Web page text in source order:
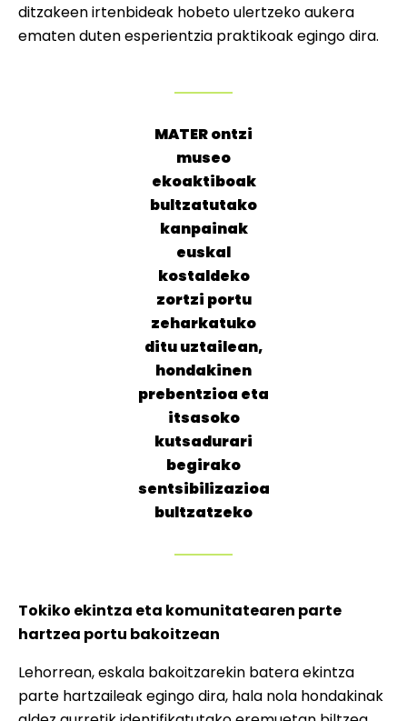
ditzakeen irtenbideak hobeto ulertzeko aukera
ematen duten esperientzia praktikoak egingo dira.
MATER ontzi
museo
ekoaktiboak
bultzatutako
kanpainak
euskal
kostaldeko
zortzi portu
zeharkatuko
ditu uztailean,
hondakinen
prebentzioa eta
itsasoko
kutsadurari
begirako
sentsibilizazioa
bultzatzeko
Tokiko ekintza eta komunitatearen parte
hartzea portu bakoitzean
Lehorrean, eskala bakoitzarekin batera ekintza
parte hartzaileak egingo dira, hala nola hondakinak